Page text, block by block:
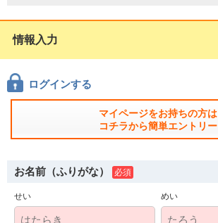
情報入力
ログインする
マイページをお持ちの方は
コチラから簡単エントリー
お名前（ふりがな）
せい めい
人材派遣のしくみ・メリット